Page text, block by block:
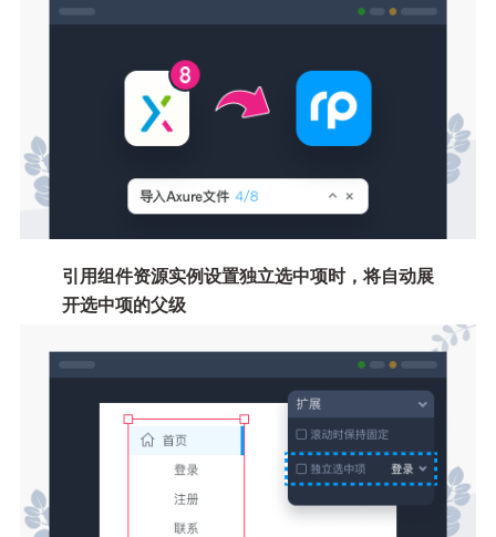
引用组件资源实例设置独立选中项时，将自动展
开选中项的父级